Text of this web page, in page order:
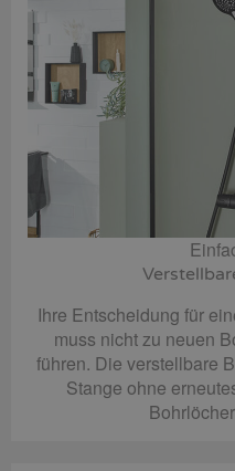
Ihre Entscheidung für
muss nicht zu neuen
führen. Die verstellbare
Stange ohne